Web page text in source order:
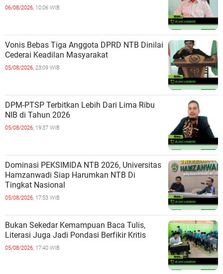
06/08/2026, 10:06 WIB
Vonis Bebas Tiga Anggota DPRD NTB Dinilai
Cederai Keadilan Masyarakat
05/08/2026, 23:09 WIB
DPM-PTSP Terbitkan Lebih Dari Lima Ribu
NIB di Tahun 2026
05/08/2026, 19:37 WIB
Dominasi PEKSIMIDA NTB 2026, Universitas
Hamzanwadi Siap Harumkan NTB Di
Tingkat Nasional
05/08/2026, 17:53 WIB
Bukan Sekedar Kemampuan Baca Tulis,
Literasi Juga Jadi Pondasi Berfikir Kritis
05/08/2026, 17:40 WIB